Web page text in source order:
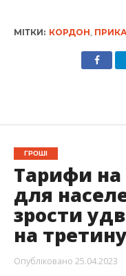
МІТКИ: КОРДОН
ГРОШІ
Тарифи на
для
зрости
на третину
Опубліковано 25.04.2023